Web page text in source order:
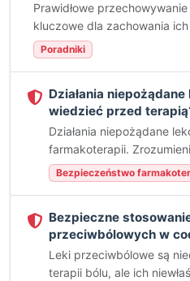
Prawidłowe
kluczowe dla zachowania
Poradniki
Działania
wiedzieć przed
Działania niepożądane
farmakoterapii.
Bezpieczeństwo
Bezpieczne
przeciwbólowych w
Leki przeciwbólowe są
terapii bólu, ale ich